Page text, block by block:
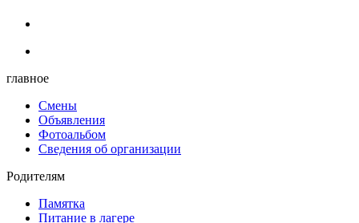
главное
Смены
Объявления
Фотоальбом
Сведения об организации
Родителям
Памятка
Питание в лагере